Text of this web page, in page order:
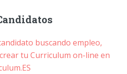
buscando empleo,
tu Curriculum on-line en